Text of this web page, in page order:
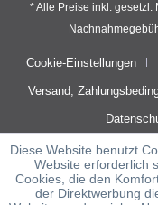
* Alle Preise inkl. gesetzl.
Cookie-Einstellungen
Versand,
Diese Website benutzt
Website erforderlich
Cookies, die den
der Direktwerbung